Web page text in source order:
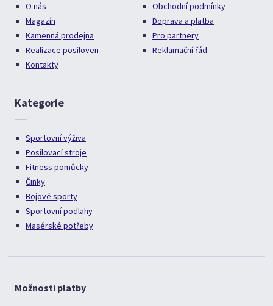
O nás
Magazín
Kamenná prodejna
Realizace posiloven
Kontakty
Obchodní podmínky
Doprava a platba
Pro partnery
Reklamační řád
Kategorie
Sportovní výživa
Posilovací stroje
Fitness pomůcky
Činky
Bojové sporty
Sportovní podlahy
Masérské potřeby
Možnosti platby